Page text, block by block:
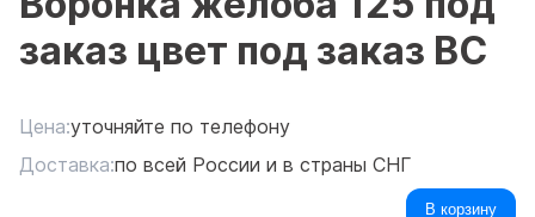
заказ цвет под заказ ВС
Цена:уточняйте по телефону
Доставка:по всей России и в страны СНГ
В корзину